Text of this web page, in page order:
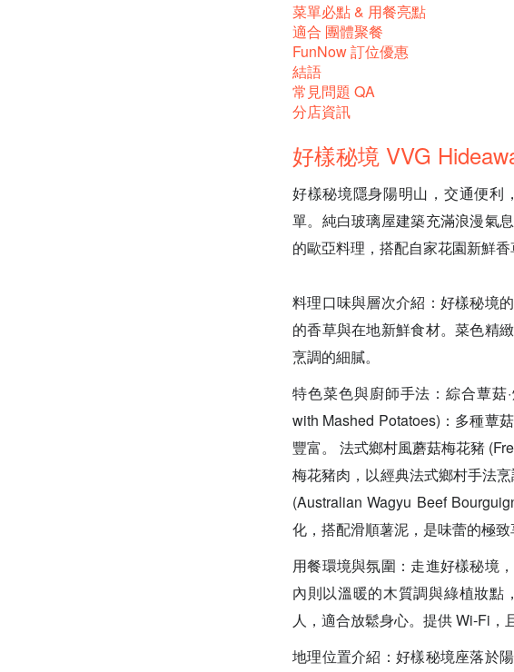
菜單必點 & 用餐亮點
適合 團體聚餐
FunNow 訂位優惠
結語
常見問題 QA
分店資訊
好樣秘境 VVG
好樣秘境隱身陽明山，交通便利
單。純白玻璃屋建築充滿浪漫氣
的歐亞料理，搭配自家花園新鮮
料理口味與層次介紹：好樣秘境
的香草與在地新鮮食材。菜色精
烹調的細膩。
特色菜色與廚師手法：綜合蕈菇
with Mashed Potatoes)：多種蕈
豐富。 法式鄉村風蘑菇梅花豬
梅花豬肉，以經典法式鄉村手法
(Australian Wagyu Beef
化，搭配滑順薯泥，是味蕾的極致
用餐環境與氛圍：走進好樣秘境
內則以溫暖的木質調與綠植妝點
人，適合放鬆身心。提供 Wi-Fi，
地理位置介紹：好樣秘境座落於